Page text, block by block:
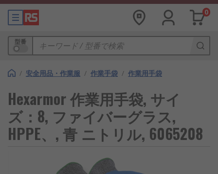
0
型番
/ 安全用品・作業服 / 作業手袋 / 作業用手袋
Hexarmor 作業用手袋, サイ
ズ：8, ファイバーグラス,
HPPE、, 青 ニトリル, 6065208